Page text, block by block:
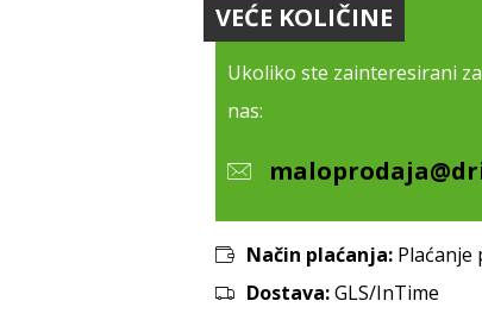
VEĆE KOLIČINE
Ukoliko ste zainteresirani
nas:
Način plaćanja:Plaćanje
Dostava:GLS/InTime